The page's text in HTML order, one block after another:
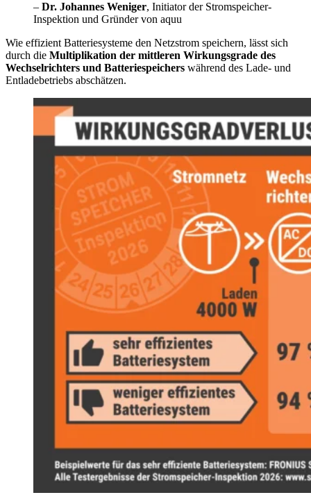
– Dr. Johannes Weniger, Initiator der Stromspeicher-
Inspektion und Gründer von aquu
Wie effizient Batteriesysteme den Netzstrom speichern, lässt sich
durch die Multiplikation der mittleren Wirkungsgrade des
Wechselrichters und Batteriespeichers während des Lade- und
Entladebetriebs abschätzen.